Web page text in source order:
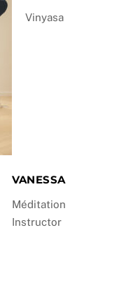
Vinyasa
VANESSA
Méditation
Instructor